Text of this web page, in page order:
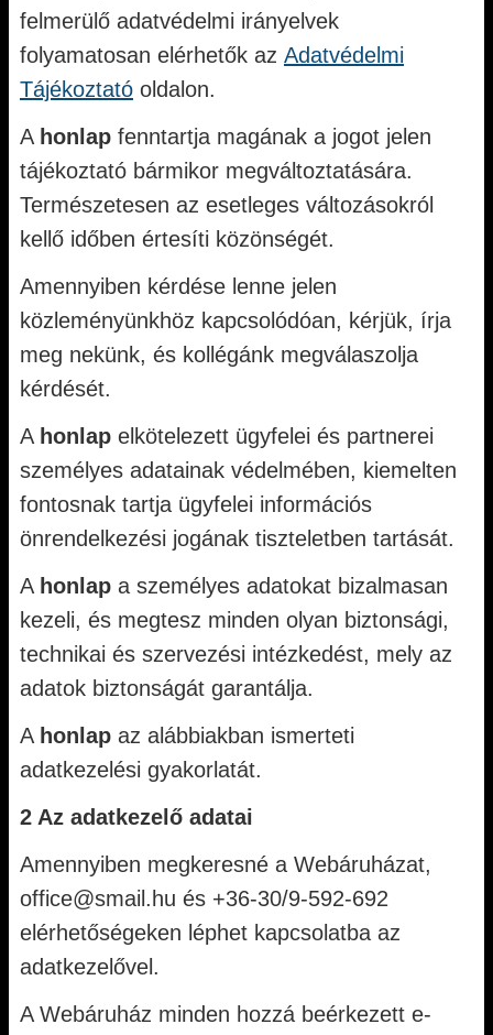
felmerülő adatvédelmi irányelvek
folyamatosan elérhetők az Adatvédelmi
Tájékoztató oldalon.
A honlap fenntartja magának a jogot jelen
tájékoztató bármikor megváltoztatására.
Természetesen az esetleges változásokról
kellő időben értesíti közönségét.
Amennyiben kérdése lenne jelen
közleményünkhöz kapcsolódóan, kérjük, írja
meg nekünk, és kollégánk megválaszolja
kérdését.
A honlap elkötelezett ügyfelei és partnerei
személyes adatainak védelmében, kiemelten
fontosnak tartja ügyfelei információs
önrendelkezési jogának tiszteletben tartását.
A honlap a személyes adatokat bizalmasan
kezeli, és megtesz minden olyan biztonsági,
technikai és szervezési intézkedést, mely az
adatok biztonságát garantálja.
A honlap az alábbiakban ismerteti
adatkezelési gyakorlatát.
2 Az adatkezelő adatai
Amennyiben megkeresné a Webáruházat,
office@smail.hu és +36-30/9-592-692
elérhetőségeken léphet kapcsolatba az
adatkezelővel.
A Webáruház minden hozzá beérkezett e-